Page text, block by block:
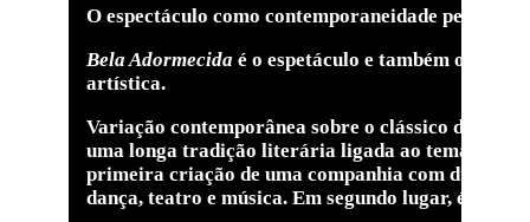
O espectáculo como contemporaneidade pela via
Bela Adormecida é o espetáculo e também o
artística.
Variação contemporânea sobre o clássico do
uma longa tradição literária ligada ao tema,
primeira criação de uma companhia com duas
dança, teatro e música. Em segundo lugar, é uma